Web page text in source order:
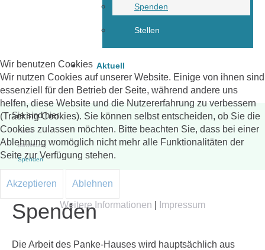
Spenden
Stellen
Aktuell
Sie sind hier:
Home
Mitwirkung
Spenden
Spenden
Die Arbeit des Panke-Hauses wird hauptsächlich aus
Wir benutzen Cookies
Wir nutzen Cookies auf unserer Website. Einige von ihnen sind
essenziell für den Betrieb der Seite, während andere uns
helfen, diese Website und die Nutzererfahrung zu verbessern
(Tracking Cookies). Sie können selbst entscheiden, ob Sie die
Cookies zulassen möchten. Bitte beachten Sie, dass bei einer
Ablehnung womöglich nicht mehr alle Funktionalitäten der
Seite zur Verfügung stehen.
Akzeptieren Ablehnen
Weitere Informationen Impressum